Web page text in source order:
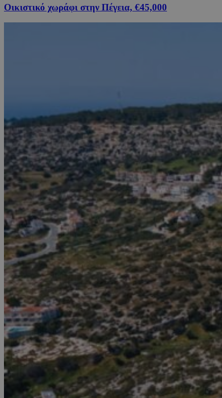
Οικιστικό χωράφι στην Πέγεια, €45,000